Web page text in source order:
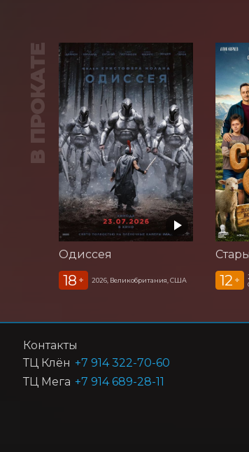
В ПРОКАТЕ
Одиссея
18 + 2026, Великобритания, США 12 +
Контакты
ТЦ Клён +7 914 322-70-60
ТЦ Мега +7 914 689-28-11